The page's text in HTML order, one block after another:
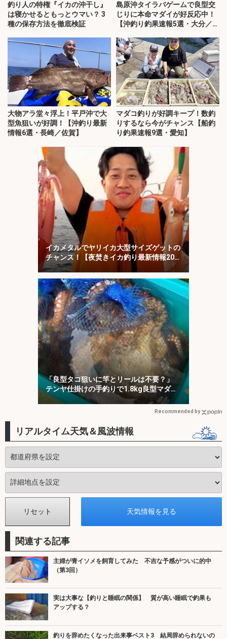
釣り人の特権『イカの沖干し』
は寝かせるともっとウマい？ 3
種の保存方法を徹底検証
島原沖タイラバゲームで良型交
じりに本命マダイが好反応中！
【沖釣り釣果速報5選・大分／熊
大物アラ堂々浮上！平戸沖で大
型魚狙いが好調！【沖釣り最新
情報6選・長崎／佐賀】
マダコ釣りが好調キープ！数釣
りするなら今がチャンス【船釣
り釣果速報9選・愛知】
イカメタルでヤリイカ大型サイズゲットの
チャンス！【夜焚きイカ釣り最新情報20
選・福岡】
「良型タコ狙いに竿とリールは不要？」
テンヤ仕掛けの手釣りで1.8kg良型マダ
コ！【川崎丸・東京湾】
Recommended by
リアルタイム天気＆風波情報
関連する記事
主婦が青イソメを飼育してみた 不吉な予感がついに的中
（第3回）
実は大事な【釣りと睡眠の関係】 質が高い睡眠で釣果も
アップする？
釣りを辞めたくなった出来事ベスト3 結局辞められないの